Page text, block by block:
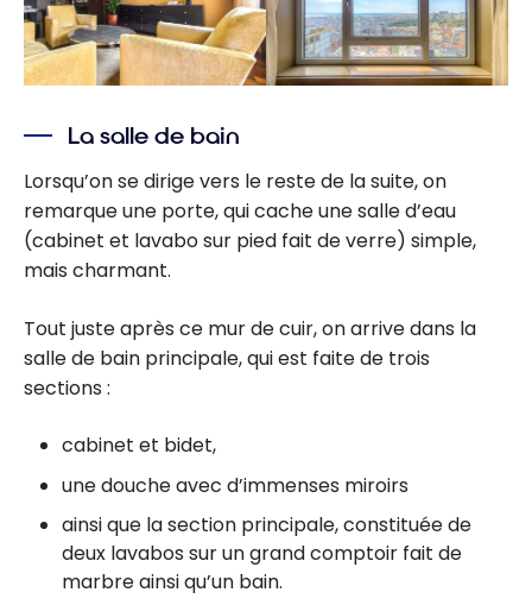
La salle de bain
Lorsqu’on se dirige vers le reste de la suite, on
remarque une porte, qui cache une salle d’eau
(cabinet et lavabo sur pied fait de verre) simple,
mais charmant.
Tout juste après ce mur de cuir, on arrive dans la
salle de bain principale, qui est faite de trois
sections :
cabinet et bidet,
une douche avec d’immenses miroirs
ainsi que la section principale, constituée de
deux lavabos sur un grand comptoir fait de
marbre ainsi qu’un bain.